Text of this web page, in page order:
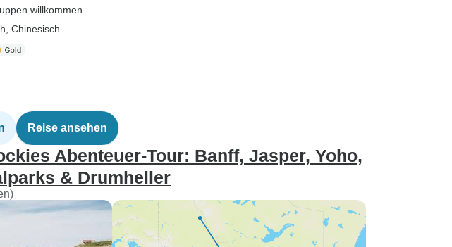
willkommen
Chinesisch
Reise ansehen
Abenteuer-Tour: Banff, Jasper, Yoho,
& Drumheller